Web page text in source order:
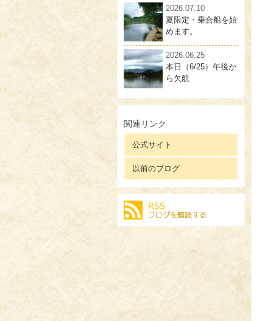
2026.07.10
夏限定・乗合船を始
めます。
2026.06.25
本日（6/25）午後か
ら欠航
関連リンク
公式サイト
以前のブログ